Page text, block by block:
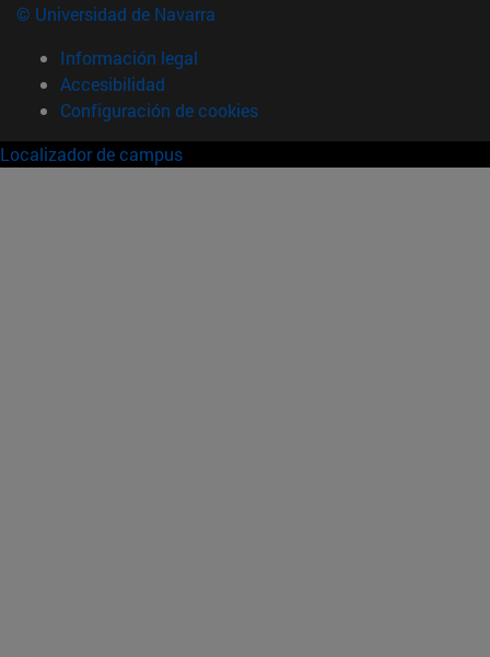
© Universidad de Navarra
Información legal
Accesibilidad
Configuración de cookies
Localizador de campus